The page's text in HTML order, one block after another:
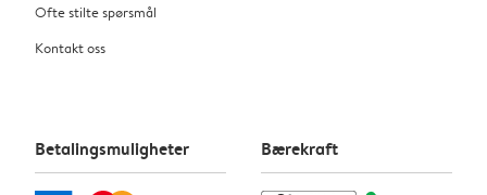
Ofte stilte spørsmål
Kontakt oss
Betalingsmuligheter Bærekraft